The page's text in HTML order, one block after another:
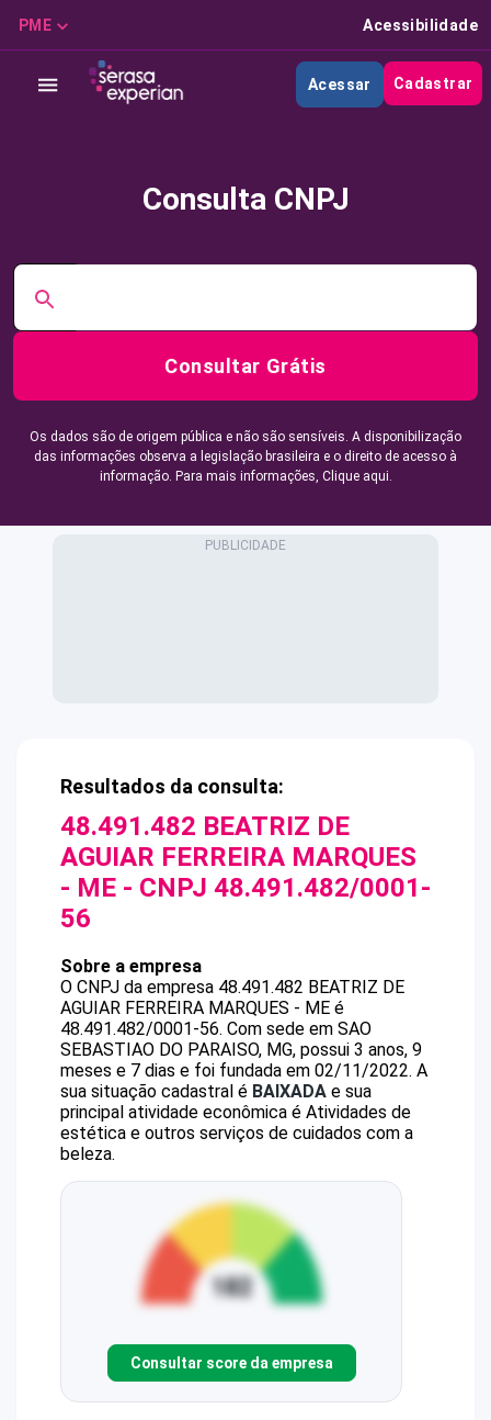
PME Acessibilidade
Acessar Cadastrar
Consulta CNPJ
Consultar Grátis
Os dados são de origem pública e não são sensíveis. A disponibilização
das informações observa a legislação brasileira e o direito de acesso à
informação. Para mais informações, Clique aqui.
Resultados da consulta:
48.491.482 BEATRIZ DE
AGUIAR FERREIRA MARQUES
- ME - CNPJ 48.491.482/0001-
56
Sobre a empresa
O CNPJ da empresa 48.491.482 BEATRIZ DE
AGUIAR FERREIRA MARQUES - ME é
48.491.482/0001-56. Com sede em SAO
SEBASTIAO DO PARAISO, MG, possui 3 anos, 9
meses e 7 dias e foi fundada em 02/11/2022. A
sua situação cadastral é BAIXADA e sua
principal atividade econômica é Atividades de
estética e outros serviços de cuidados com a
beleza.
Consultar score da empresa